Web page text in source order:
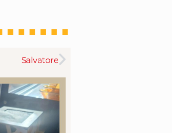
Salvatore